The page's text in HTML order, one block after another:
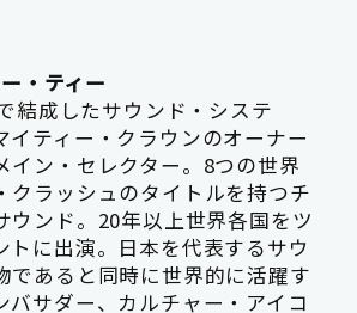
・ティー
結成したサウンド・システ
イティー・クラウンのオーナー
イン・セレクター。8つの世界
クラッシュのタイトルを持つチ
ウンド。20年以上世界各国をツ
トに出演。日本を代表するサウ
であると同時に世界的に活躍す
バサダー、カルチャー・アイコ